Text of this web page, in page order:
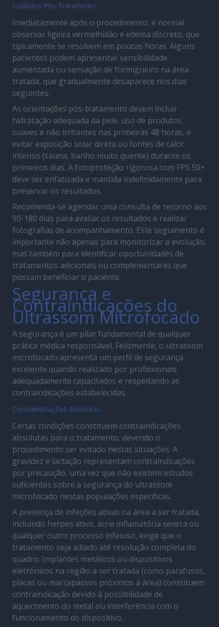
Cuidados Pós-Tratamento
Imediatamente após o procedimento, é normal
observar ligeira vermelhidão e edema discreto, que
tipicamente se resolvem em poucas horas. Alguns
pacientes podem apresentar sensibilidade
aumentada ou sensação de formigueiro na área
tratada, que gradualmente desaparece nos dias
seguintes.
As orientações pós-tratamento devem incluir
hidratação adequada da pele, uso de produtos
suaves e não irritantes nas primeiras 48 horas, e
evitar exposição solar direta ou fontes de calor
intenso (sauna, banho muito quente) durante os
primeiros dias. A fotoproteção rigorosa com FPS 50+
deve ser enfatizada e mantida indefinidamente para
preservar os resultados.
Recomenda-se agendar uma consulta de retorno aos
90-180 dias para avaliar os resultados e realizar
fotografias de acompanhamento. Este seguimento é
importante não apenas para monitorizar a evolução,
mas também para identificar oportunidades de
tratamentos adicionais ou complementares que
possam beneficiar o paciente.
Segurança e
Contraindicações do
Ultrassom Microfocado
A segurança é um pilar fundamental de qualquer
prática médica responsável. Felizmente, o ultrassom
microfocado apresenta um perfil de segurança
excelente quando realizado por profissionais
adequadamente capacitados e respeitando as
contraindicações estabelecidas.
Contraindicações Absolutas
Certas condições constituem contraindicações
absolutas para o tratamento, devendo o
procedimento ser evitado nestas situações. A
gravidez e lactação representam contraindicações
por precaução, uma vez que não existem estudos
suficientes sobre a segurança do ultrassom
microfocado nestas populações específicas.
A presença de infeções ativas na área a ser tratada,
incluindo herpes ativo, acne inflamatória severa ou
qualquer outro processo infeioso, exige que o
tratamento seja adiado até resolução completa do
quadro. Implantes metálicos ou dispositivos
eletrónicos na região a ser tratada (como parafusos,
placas ou marcapassos próximos à área) constituem
contraindicação devido à possibilidade de
aquecimento do metal ou interferência com o
funcionamento do dispositivo.